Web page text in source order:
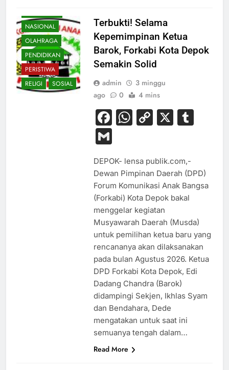
NASIONAL
OLAHRAGA
PENDIDIKAN
PERISTIWA
RELIGI
SOSIAL
Terbukti! Selama
Kepemimpinan Ketua
Barok, Forkabi Kota Depok
Semakin Solid
admin
3 minggu
ago
0 4 mins
Facebook
WhatsApp
Copy
X
Gmail
DEPOK- lensa publik.com,-
Dewan Pimpinan Daerah (DPD)
Forum Komunikasi Anak Bangsa
(Forkabi) Kota Depok bakal
menggelar kegiatan
Musyawarah Daerah (Musda)
untuk pemilihan ketua baru yang
rencananya akan dilaksanakan
pada bulan Agustus 2026. Ketua
DPD Forkabi Kota Depok, Edi
Dadang Chandra (Barok)
didampingi Sekjen, Ikhlas Syam
dan Bendahara, Dede
mengatakan untuk saat ini
semuanya tengah dalam…
Read More